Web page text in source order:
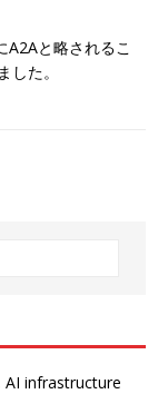
と略されるこ
た。
infrastructure